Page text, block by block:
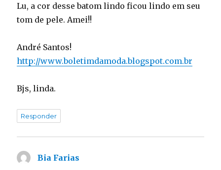
Lu, a cor desse batom lindo ficou lindo em seu
tom de pele. Amei!!
André Santos!
http://www.boletimdamoda.blogspot.com.br
Bjs, linda.
Responder
Bia Farias